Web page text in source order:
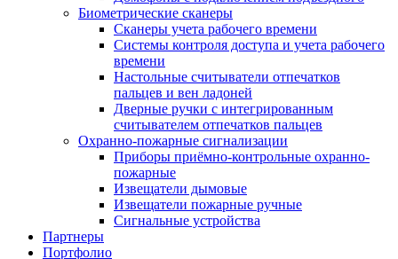
Биометрические сканеры
Сканеры учета рабочего времени
Системы контроля доступа и учета рабочего
времени
Настольные считыватели отпечатков
пальцев и вен ладоней
Дверные ручки с интегрированным
считывателем отпечатков пальцев
Охранно-пожарные сигнализации
Приборы приёмно-контрольные охранно-
пожарные
Извещатели дымовые
Извещатели пожарные ручные
Сигнальные устройства
Партнеры
Портфолио